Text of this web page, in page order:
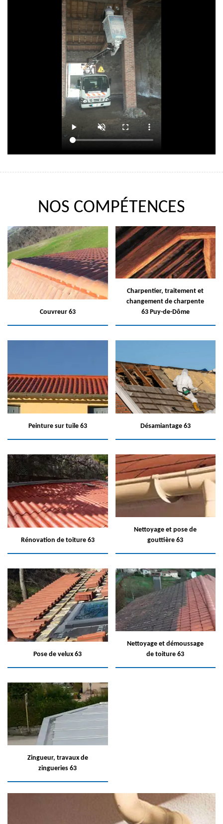
NOS COMPÉTENCES
Couvreur 63
Charpentier, traitement et
changement de charpente
63 Puy-de-Dôme
Peinture sur tuile 63 Désamiantage 63
Rénovation de toiture 63
Nettoyage et pose de
gouttière 63
Pose de velux 63
Nettoyage et démoussage
de toiture 63
Zingueur, travaux de
zingueries 63